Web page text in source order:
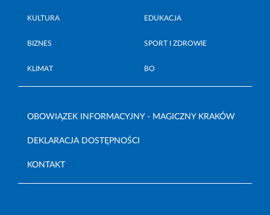
KULTURA EDUKACJA
BIZNES SPORT I ZDROWIE
KLIMAT BO
OBOWIĄZEK INFORMACYJNY - MAGICZNY KRAKÓW
DEKLARACJA DOSTĘPNOŚCI
KONTAKT